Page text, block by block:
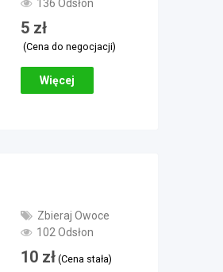
136 Odsłon
5 zł
(Cena do negocjacji)
Więcej
Zbieraj Owoce
102 Odsłon
10 zł (Cena stała)